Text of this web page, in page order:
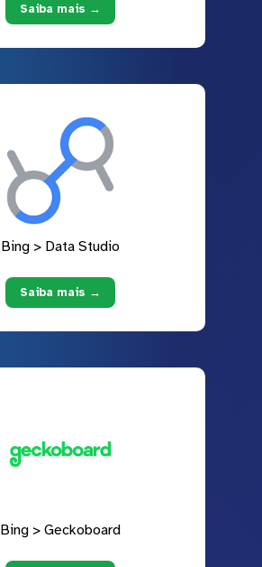
Saiba mais →
Bing > Data Studio
Saiba mais →
Bing > Geckoboard